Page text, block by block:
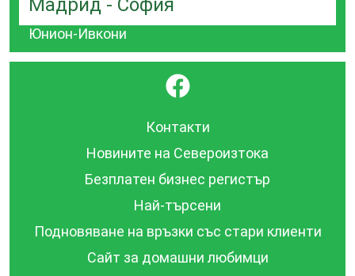
Мадрид - София
Юнион-Ивкони
}
Контакти
Новините на Североизтока
Безплатен бизнес регистър
Най-търсени
Подновяване на връзки със стари клиенти
Сайт за домашни любимци